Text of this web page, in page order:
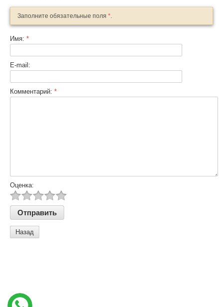
Заполните обязательные поля *
Имя: *
E-mail:
Комментарий: *
Оценка:
Назад